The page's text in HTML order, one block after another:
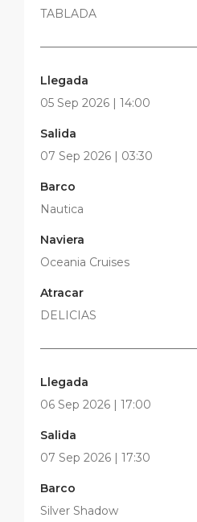
TABLADA
Llegada
05 Sep 2026 | 14:00
Salida
07 Sep 2026 | 03:30
Barco
Nautica
Naviera
Oceania Cruises
Atracar
DELICIAS
Llegada
06 Sep 2026 | 17:00
Salida
07 Sep 2026 | 17:30
Barco
Silver Shadow